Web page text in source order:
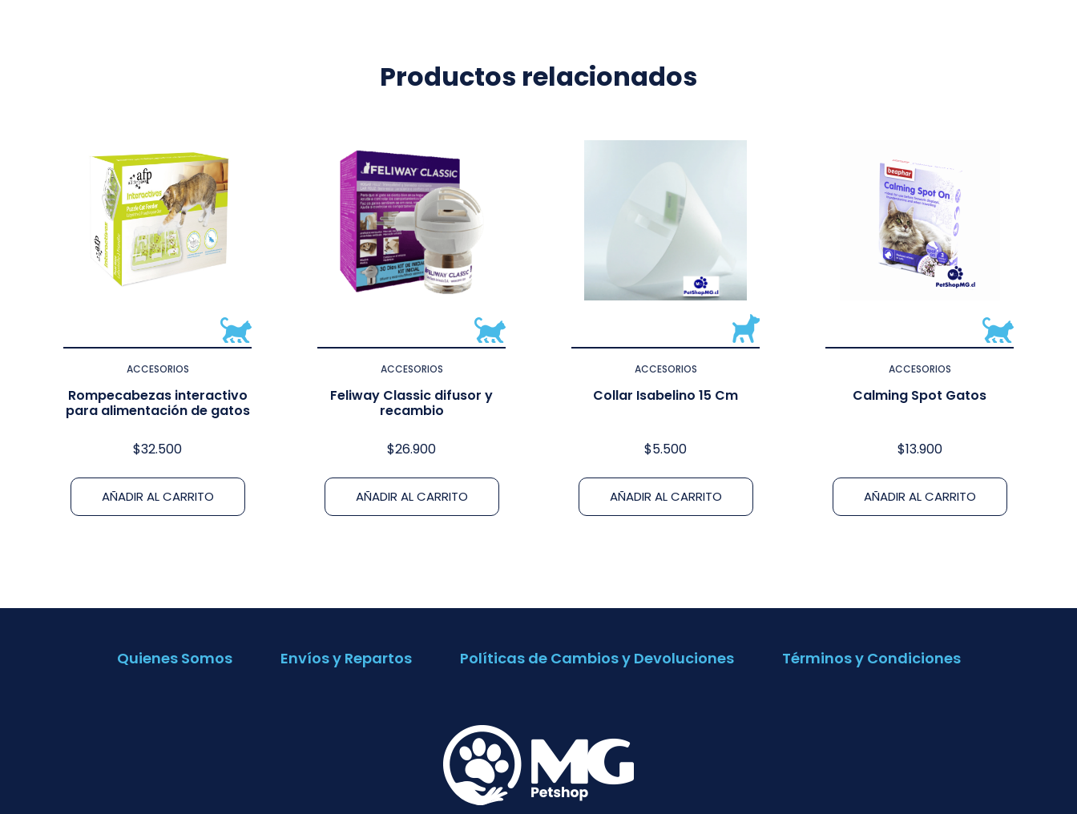
Productos relacionados
ACCESORIOS
Rompecabezas interactivo
para alimentación de gatos
$32.500
AÑADIR AL CARRITO
ACCESORIOS
Feliway Classic difusor y
recambio
$26.900
AÑADIR AL CARRITO
ACCESORIOS
Collar Isabelino 15 Cm
$5.500
AÑADIR AL CARRITO
ACCESORIOS
Calming Spot Gatos
$13.900
AÑADIR AL CARRITO
Quienes Somos Envíos y Repartos Políticas de Cambios y Devoluciones Términos y Condiciones